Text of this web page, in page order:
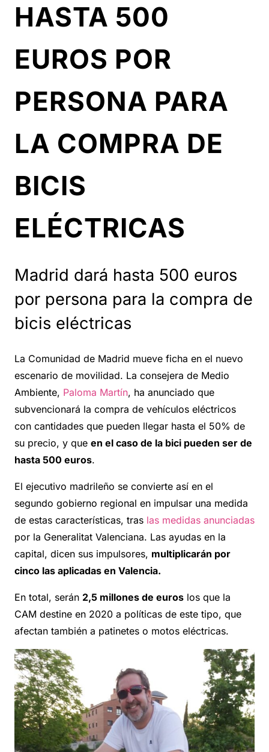
HASTA 500
EUROS POR
PERSONA PARA
LA COMPRA DE
BICIS
ELÉCTRICAS
Madrid dará hasta 500 euros
por persona para la compra de
bicis eléctricas
La Comunidad de Madrid mueve ficha en el nuevo
escenario de movilidad. La consejera de Medio
Ambiente, Paloma Martín, ha anunciado que
subvencionará la compra de vehículos eléctricos
con cantidades que pueden llegar hasta el 50% de
su precio, y que en el caso de la bici pueden ser de
hasta 500 euros.
El ejecutivo madrileño se convierte así en el
segundo gobierno regional en impulsar una medida
de estas características, tras las medidas anunciadas
por la Generalitat Valenciana. Las ayudas en la
capital, dicen sus impulsores, multiplicarán por
cinco las aplicadas en Valencia.
En total, serán 2,5 millones de euros los que la
CAM destine en 2020 a políticas de este tipo, que
afectan también a patinetes o motos eléctricas.